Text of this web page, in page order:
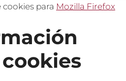
para Mozilla Firefox